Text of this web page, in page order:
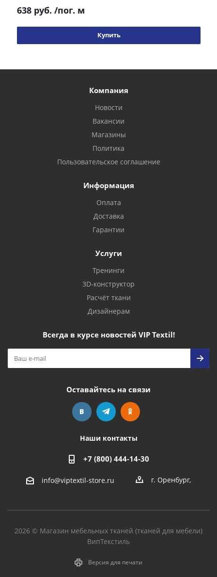
638 руб. /пог. м
Купить
Компания
Новости
Вакансии
Магазины
Политика
Пользовательское соглашение
Информация
Оплата
Доставка
Гарантии
Услуги
Тренинги
3D-конструктор
Расчёт ткани
Дизайнерам
Всегда в курсе новостей VIP Textil!
Оставайтесь на связи
Наши контакты
+7 (800) 444-14-30
info@viptextil-store.ru г. Оренбург,
2026 © Магазин мебельных тканей (тканей для мебели)
ВипТекстиль
Версия для печати